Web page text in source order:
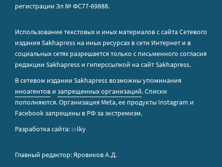
регистрации Эл № ФС77-69888.
Использование текстовых и иных материалов с сайта Сетевого
издания Sakhapress на иных ресурсах в сети Интернет и в
социальных сетях разрешается только с письменного согласия
редакции Sakhapress и гиперссылкой на сайт Sakhapress.
В сетевом издании Sakhapress возможны упоминания
иноагентов и запрещенных организаций. Списки
пополняются. Организация Metа, ее продукты Instagram и
Facebook запрещены в РФ за экстремизм.
Разработка сайта: iolky
Главный редактор: Яровиков А.Д.